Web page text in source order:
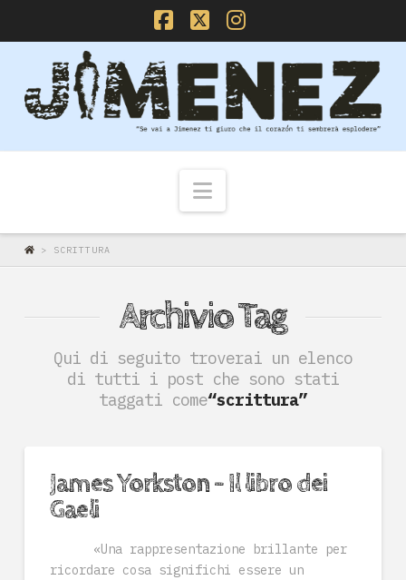
Facebook
X Instagram
Navigazione
> SCRITTURA
Archivio Tag
Qui di seguito troverai un elenco
di tutti i post che sono stati
taggati come“scrittura”
James Yorkston – Il libro dei
Gaeli
«Una rappresentazione brillante per
ricordare cosa significhi essere un